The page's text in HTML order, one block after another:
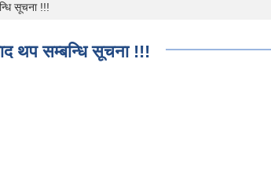
सूचना !!!
थप सम्बन्धि सूचना !!!